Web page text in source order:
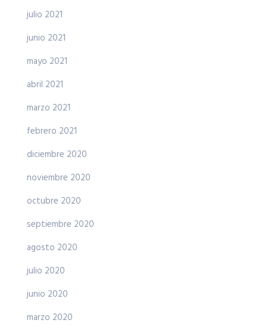
julio 2021
junio 2021
mayo 2021
abril 2021
marzo 2021
febrero 2021
diciembre 2020
noviembre 2020
octubre 2020
septiembre 2020
agosto 2020
julio 2020
junio 2020
marzo 2020